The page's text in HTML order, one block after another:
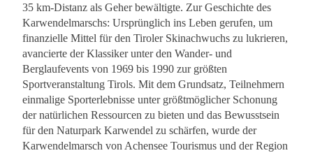
35 km-Distanz als Geher bewältigte. Zur Geschichte des
Karwendelmarschs: Ursprünglich ins Leben gerufen, um
finanzielle Mittel für den Tiroler Skinachwuchs zu lukrieren,
avancierte der Klassiker unter den Wander- und
Berglaufevents von 1969 bis 1990 zur größten
Sportveranstaltung Tirols. Mit dem Grundsatz, Teilnehmern
einmalige Sporterlebnisse unter größtmöglicher Schonung
der natürlichen Ressourcen zu bieten und das Bewusstsein
für den Naturpark Karwendel zu schärfen, wurde der
Karwendelmarsch von Achensee Tourismus und der Region